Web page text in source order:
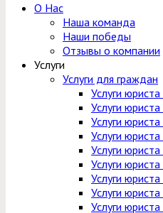
О Нас
Наша команда
Наши победы
Отзывы о компании
Услуги
Услуги для граждан
Услуги
Услуги
Услуги
Услуги
Услуги
Услуги
Услуги
Услуги
Услуги